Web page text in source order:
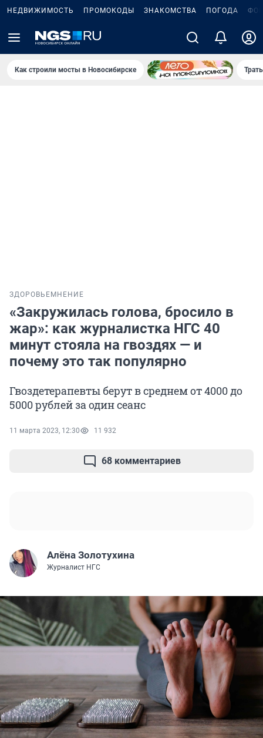
НЕДВИЖИМОСТЬ ПРОМОКОДЫ ЗНАКОМСТВА ПОГОДА
Как строили мосты в Новосибирске
ЗДОРОВЬЕ МНЕНИЕ
«Закружилась голова, бросило в
жар»: как журналистка НГС 40
минут стояла на гвоздях — и
почему это так популярно
Гвоздетерапевты берут в среднем от 4000 до
5000 рублей за один сеанс
11 марта 2023, 12:30 11 932
68 комментариев
Алёна Золотухина
Журналист НГС